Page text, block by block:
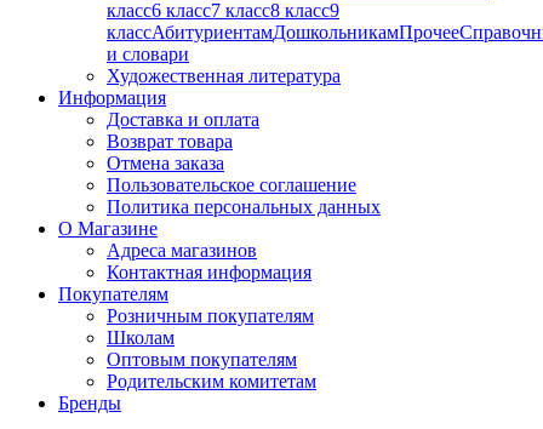
класс6 класс7 класс8 класс9
классАбитуриентамДошкольникамПрочее
и словари
Художественная литература
Информация
Доставка и оплата
Возврат товара
Отмена заказа
Пользовательское соглашение
Политика персональных данных
О Магазине
Адреса магазинов
Контактная информация
Покупателям
Розничным покупателям
Школам
Оптовым покупателям
Родительским комитетам
Бренды